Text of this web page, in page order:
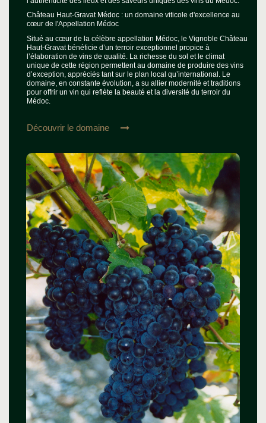
Château Haut-Gravat Médoc : un domaine viticole d'excellence au
cœur de l'Appellation Médoc
Situé au cœur de la célèbre appellation Médoc, le Vignoble Château
Haut-Gravat bénéficie d’un terroir exceptionnel propice à
l’élaboration de vins de qualité. La richesse du sol et le climat
unique de cette région permettent au domaine de produire des vins
d’exception, appréciés tant sur le plan local qu’international. Le
domaine, en constante évolution, a su allier modernité et traditions
pour offrir un vin qui reflète la beauté et la diversité du terroir du
Médoc.
Découvrir le domaine